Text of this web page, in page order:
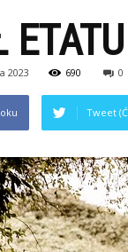
2023 690 0
Tweet